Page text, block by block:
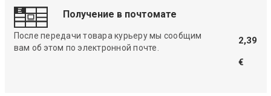
Получение в почтомате
После передачи товара курьеру мы сообщим
вам об этом по электронной почте.
2,39
€